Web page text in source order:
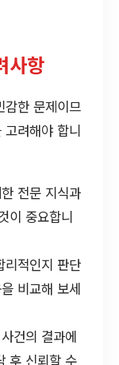
사항
감한 문제이므
려해야 합니
전문 지식과
이 중요합니
리적인지 판단
비교해 보세
건의 결과에
후 신뢰할 수